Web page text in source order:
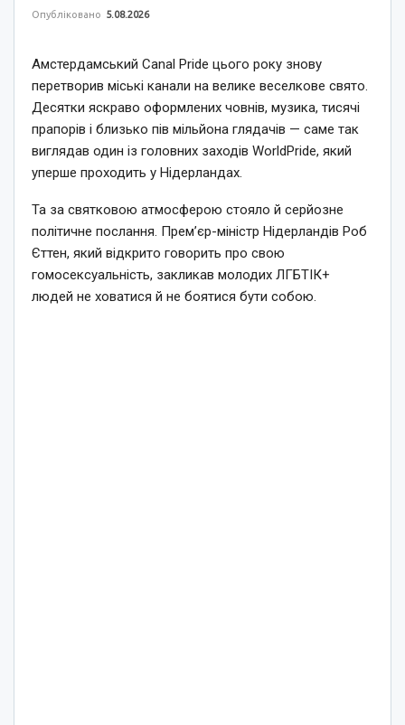
Опубліковано 5.08.2026
Амстердамський Canal Pride цього року знову
перетворив міські канали на велике веселкове свято.
Десятки яскраво оформлених човнів, музика, тисячі
прапорів і близько пів мільйона глядачів — саме так
виглядав один із головних заходів WorldPride, який
уперше проходить у Нідерландах.
Та за святковою атмосферою стояло й серйозне
політичне послання. Прем’єр-міністр Нідерландів Роб
Єттен, який відкрито говорить про свою
гомосексуальність, закликав молодих ЛГБТІК+
людей не ховатися й не боятися бути собою.